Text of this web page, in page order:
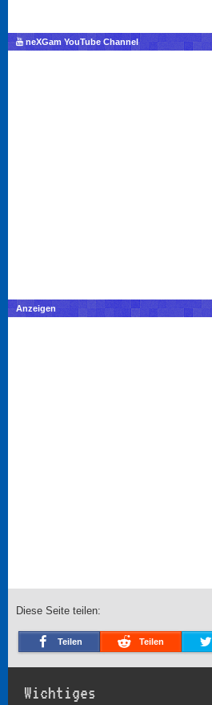
neXGam YouTube Channel
Anzeigen
Diese Seite teilen:
Teilen Teilen
Wichtiges